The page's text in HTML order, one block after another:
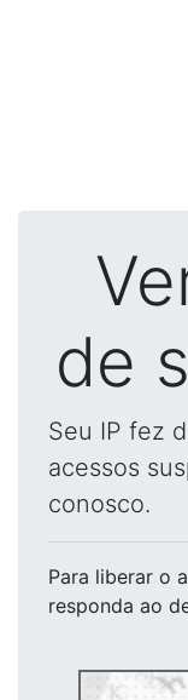
de
Seu IP fez
acessos
conosco.
Para liberar o
responda ao